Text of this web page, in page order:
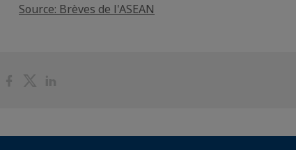
Source: Brèves de l'ASEAN
PartagerPartager